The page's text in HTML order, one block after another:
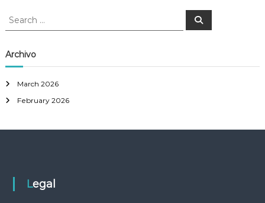
S
r
c
f
o
S
Archivo
March 2026
February 2026
Legal